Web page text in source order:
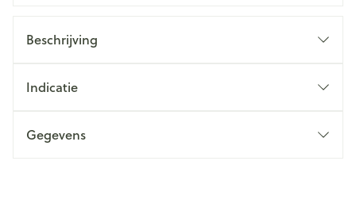
Beschrijving
Indicatie
Gegevens